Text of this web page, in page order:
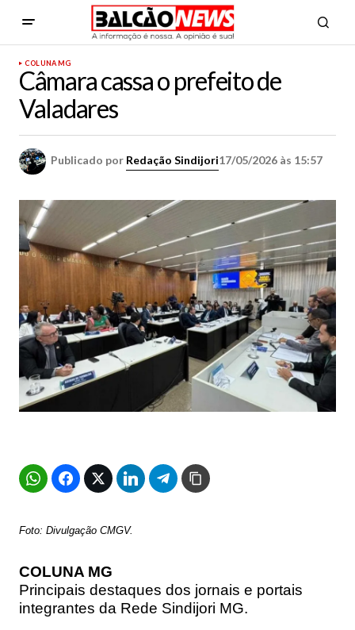
COLUNA MG
Câmara cassa o prefeito de
Valadares
Publicado por Redação Sindijori17/05/2026 às 15:57
Foto: Divulgação CMGV.
COLUNA MG
Principais destaques dos jornais e portais
integrantes da Rede Sindijori MG.